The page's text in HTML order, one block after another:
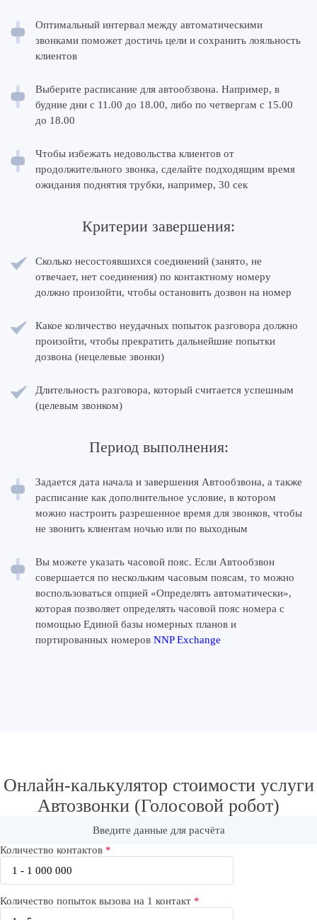
Оптимальный интервал между автоматическими
звонками поможет достичь цели и сохранить лояльность
клиентов
Выберите расписание для автообзвона. Например, в
будние дни с 11.00 до 18.00, либо по четвергам с 15.00
до 18.00
Чтобы избежать недовольства клиентов от
продолжительного звонка, сделайте подходящим время
ожидания поднятия трубки, например, 30 сек
Критерии завершения:
Сколько несостоявшихся соединений (занято, не
отвечает, нет соединения) по контактному номеру
должно произойти, чтобы остановить дозвон на номер
Какое количество неудачных попыток разговора должно
произойти, чтобы прекратить дальнейшие попытки
дозвона (нецелевые звонки)
Длительность разговора, который считается успешным
(целевым звонком)
Период выполнения:
Задается дата начала и завершения Автообзвона, а также
расписание как дополнительное условие, в котором
можно настроить разрешенное время для звонков, чтобы
не звонить клиентам ночью или по выходным
Вы можете указать часовой пояс. Если Автообзвон
совершается по нескольким часовым поясам, то можно
воспользоваться опцией «Определять автоматически»,
которая позволяет определять часовой пояс номера с
помощью Единой базы номерных планов и
портированных номеров NNP Exchange
Онлайн-калькулятор стоимости услуги
Автозвонки (Голосовой робот)
Введите данные для расчёта
Количество контактов
Количество попыток вызова на 1 контакт